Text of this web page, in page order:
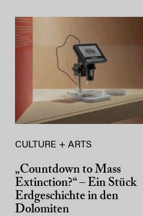
CULTURE + ARTS
„Countdown to Mass
Extinction?“ – Ein Stück
Erdgeschichte in den
Dolomiten